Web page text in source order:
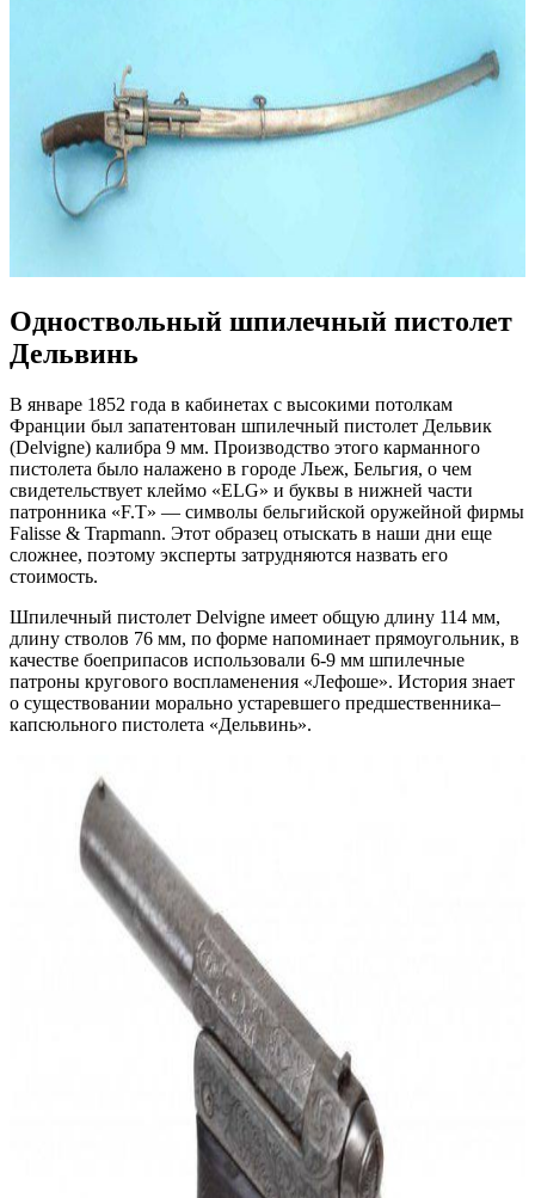
Одноствольный шпилечный пистолет
Дельвинь
В январе 1852 года в кабинетах с высокими потолкам
Франции был запатентован шпилечный пистолет Дельвик
(Delvigne) калибра 9 мм. Производство этого карманного
пистолета было налажено в городе Льеж, Бельгия, о чем
свидетельствует клеймо «ELG» и буквы в нижней части
патронника «F.T» — символы бельгийской оружейной фирмы
Falisse & Trapmann. Этот образец отыскать в наши дни еще
сложнее, поэтому эксперты затрудняются назвать его
стоимость.
Шпилечный пистолет Delvigne имеет общую длину 114 мм,
длину стволов 76 мм, по форме напоминает прямоугольник, в
качестве боеприпасов использовали 6-9 мм шпилечные
патроны кругового воспламенения «Лефоше». История знает
о существовании морально устаревшего предшественника–
капсюльного пистолета «Дельвинь».